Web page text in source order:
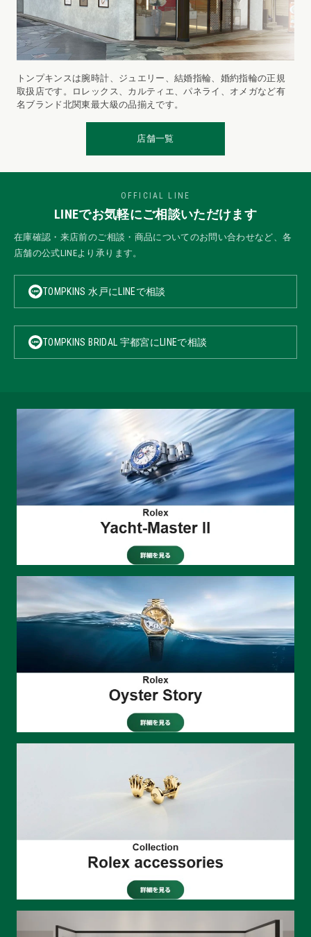
トンプキンスは腕時計、ジュエリー、結婚指輪、婚約指輪の正規
取扱店です。ロレックス、カルティエ、パネライ、オメガなど有
名ブランド北関東最大級の品揃えです。
店舗一覧
OFFICIAL LINE
LINEでお気軽にご相談いただけます
在庫確認・来店前のご相談・商品についてのお問い合わせなど、各
店舗の公式LINEより承ります。
TOMPKINS 水戸にLINEで相談
TOMPKINS BRIDAL 宇都宮にLINEで相談